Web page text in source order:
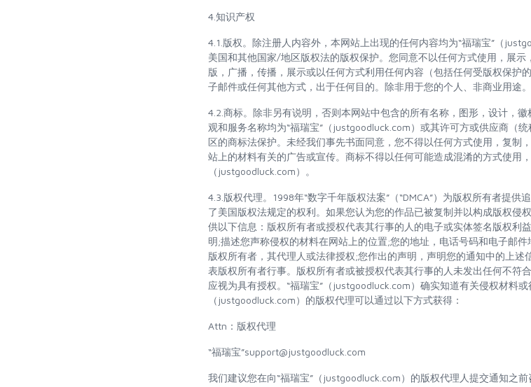
4.知识产权
4.1.版权。除注册人内容外，本网站上出现的任何内容均为“福瑞宝”（
美国和其他国家/地区版权法的版权保护。您同意不以任何方式使用，展
版，广播，传播，展示或以任何方式利用任何内容（包括任何受版权保护
子邮件或任何其他方式，出于任何目的。除非用于您的个人、非商业用途。
4.2.商标。除非另有说明，否则本网站中包含的所有名称，图形，设计，
观和服务名称均为“福瑞宝”（justgoodluck.com）或其许可方或供应商（
区的商标法保护。未经我们事先书面同意，您不得以任何方式使用，复制
站上的材料有关的广告或宣传。商标不得以任何可能造成混淆的方式使用
（justgoodluck.com）。
4.3.版权代理。1998年“数字千年版权法案”（“DMCA”）为版权所有者提
了美国版权法规定的权利。如果您认为您的作品已被复制并以构成版权侵
供以下信息：版权所有者或授权代表其行事的人的电子或实体签名版权利
明;描述您声称侵权的材料在网站上的位置;您的地址，电话号码和电子邮
版权所有者，其代理人或法律授权;您作出的声明，声明您的通知中的上
表版权所有者行事。版权所有者或被授权代表其行事的人未发出任何不符
应视为具有授权。“福瑞宝”（justgoodluck.com）确实知道有关侵权材料
（justgoodluck.com）的版权代理可以通过以下方式获得：
Attn：版权代理
“福瑞宝”support@justgoodluck.com
我们建议您在向“福瑞宝”（justgoodluck.com）的版权代理人提交通知之